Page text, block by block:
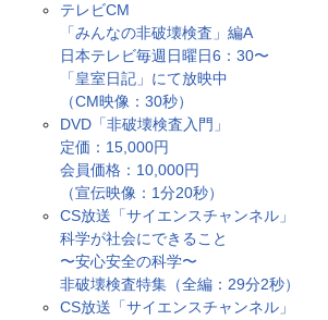
テレビCM
「みんなの非破壊検査」編A
日本テレビ毎週日曜日6：30〜
「皇室日記」にて放映中
（CM映像：30秒）
DVD「非破壊検査入門」
定価：15,000円
会員価格：10,000円
（宣伝映像：1分20秒）
CS放送「サイエンスチャンネル」
科学が社会にできること
〜安心安全の科学〜
非破壊検査特集（全編：29分2秒）
CS放送「サイエンスチャンネル」